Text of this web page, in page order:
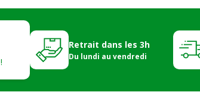
!
Retrait dans les 3h
Du lundi au vendredi